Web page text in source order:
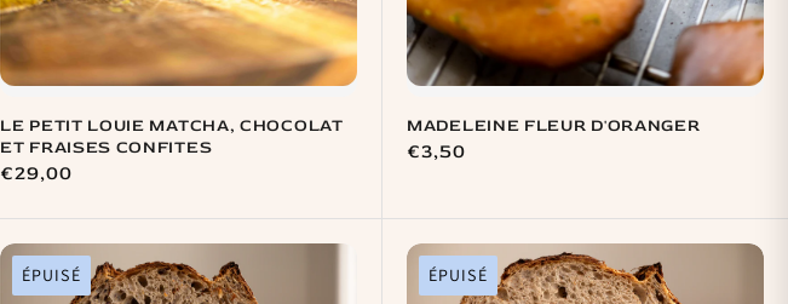
LE PETIT LOUIE MATCHA, CHOCOLAT
ET FRAISES CONFITES
Prix
€29,00
MADELEINE FLEUR D'ORANGER
Prix
€3,50
ÉPUISÉ ÉPUISÉ